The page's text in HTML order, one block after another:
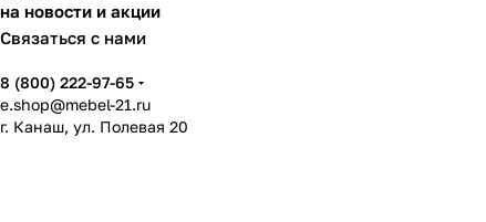
на новости и акции
Связаться с нами
8 (800) 222-97-65
e.shop@mebel-21.ru
г. Канаш, ул. Полевая 20